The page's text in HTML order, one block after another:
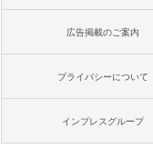
広告掲載のご案内
プライバシーについて
インプレスグループ